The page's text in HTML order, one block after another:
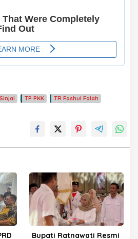
TP PKK TR Fashul Falah
Bupati Ratnawati Resmi